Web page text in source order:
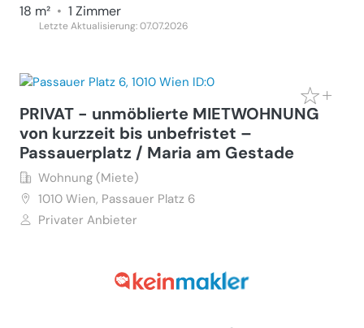
18 m² • 1 Zimmer
Letzte Aktualisierung: 07.07.2026
PRIVAT - unmöblierte MIETWOHNUNG
von kurzzeit bis unbefristet –
Passauerplatz / Maria am Gestade
Wohnung (Miete)
1010 Wien, Passauer Platz 6
Privater Anbieter
2.5 Zimmer
Letzte Aktualisierung: 07.07.2026